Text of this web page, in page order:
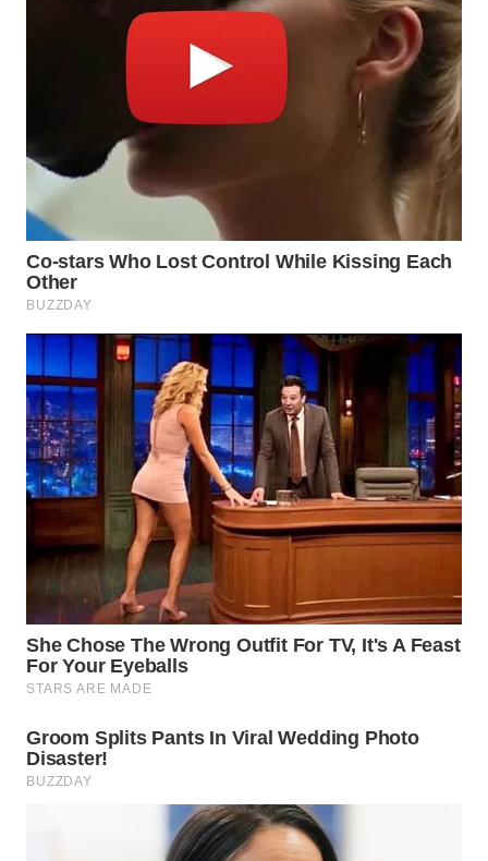
WN
SULSEL
WN
GORONTALO
WN
SULUT
WN
MALUKU
WN
MALUT
DAIRI
WN
DANAU
WN
NIAS